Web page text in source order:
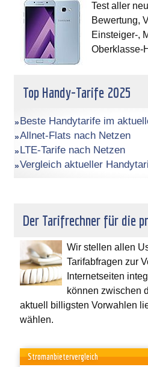
Test aller
Bewertung,
Einsteiger-,
Oberklasse-
Top Handy-Tarife 2025
Beste Handytarife im
Allnet-Flats nach Netzen
LTE-Tarife nach Netzen
Vergleich aktueller
Der Tarifrechner für die
Wir stellen allen
Tarifabfragen zur
Internetseiten
können zwischen
aktuell billigsten Vorwahlen
wählen.
Stromanbietervergleich